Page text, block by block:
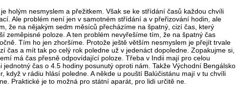
holým nesmyslem a přežitkem. Však se ke střídání časů každou chvíli
Ale problém není jen v samotném střídání a v přeřizování hodin, ale
že na nějakým sedm měsíců přecházíme na špatný, cizí čas, který
zeměpisné poloze. A ten problém nevyřešíme tím, že na špatný čas
Tím ho jen zhoršíme. Protože ještě větším nesmyslem je přejít trvale
čas a mít tak po celý rok poledne už v jedenáct dopoledne. Zopakujme si,
má čas přesně odpovídající poloze. Třeba v Indii mají pro celou
jednotný čas o 4.5 hodiny posunutý oproti nám. Takže Východní Bengálsko
když v rádiu hlásí poledne. A někde u pouští Balúčistánu mají v tu chvíli
Praktické je to možná pro státní aparát, pro lidi určitě ne.